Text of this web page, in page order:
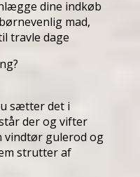
dine indkøb
mad,
travle dage
sætter det i
der og vifter
vindtør gulerod og
strutter af